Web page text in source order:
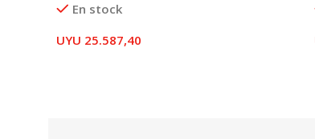
En stock
UYU 25.587,40